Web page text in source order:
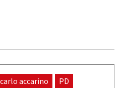
accarino PD